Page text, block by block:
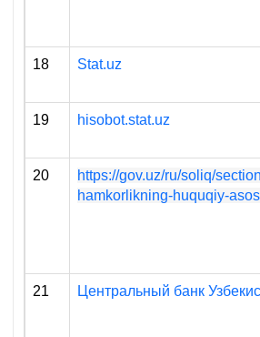
18 Stat.uz
19 hisobot.stat.uz
20
https://gov.uz/ru/soliq/
hamkorlikning-huquqiy-
21 Центральный банк